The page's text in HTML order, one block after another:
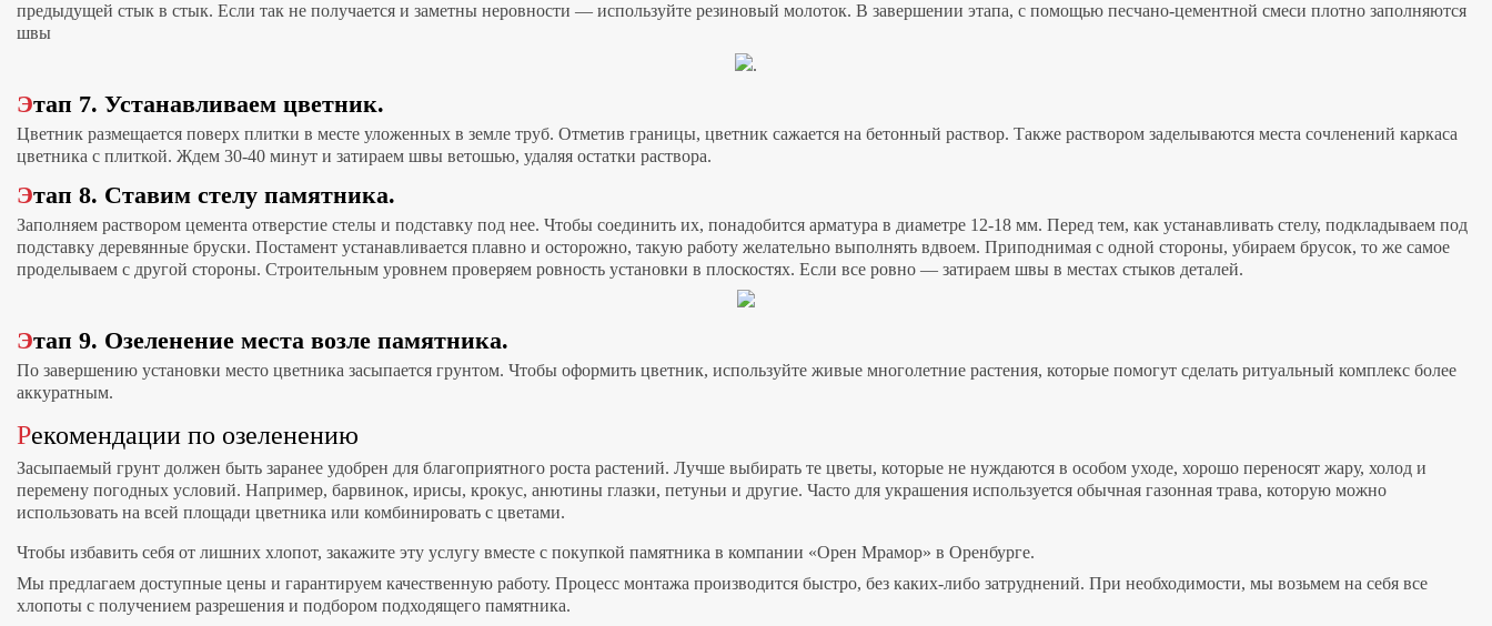
предыдущей стык в стык. Если так не получается и заметны неровности — используйте резиновый молоток. В завершении этапа, с помощью песчано-цементной смеси плотно заполняются
швы
.
Этап 7. Устанавливаем цветник.
Цветник размещается поверх плитки в месте уложенных в земле труб. Отметив границы, цветник сажается на бетонный раствор. Также раствором заделываются места сочленений каркаса
цветника с плиткой. Ждем 30-40 минут и затираем швы ветошью, удаляя остатки раствора.
Этап 8. Ставим стелу памятника.
Заполняем раствором цемента отверстие стелы и подставку под нее. Чтобы соединить их, понадобится арматура в диаметре 12-18 мм. Перед тем, как устанавливать стелу, подкладываем под
подставку деревянные бруски. Постамент устанавливается плавно и осторожно, такую работу желательно выполнять вдвоем. Приподнимая с одной стороны, убираем брусок, то же самое
проделываем с другой стороны. Строительным уровнем проверяем ровность установки в плоскостях. Если все ровно — затираем швы в местах стыков деталей.
Этап 9. Озеленение места возле памятника.
По завершению установки место цветника засыпается грунтом. Чтобы оформить цветник, используйте живые многолетние растения, которые помогут сделать ритуальный комплекс более
аккуратным.
Рекомендации по озеленению
Засыпаемый грунт должен быть заранее удобрен для благоприятного роста растений. Лучше выбирать те цветы, которые не нуждаются в особом уходе, хорошо переносят жару, холод и
перемену погодных условий. Например, барвинок, ирисы, крокус, анютины глазки, петуньи и другие. Часто для украшения используется обычная газонная трава, которую можно
использовать на всей площади цветника или комбинировать с цветами.
Чтобы избавить себя от лишних хлопот, закажите эту услугу вместе с покупкой памятника в компании «Орен Мрамор» в Оренбурге.
Мы предлагаем доступные цены и гарантируем качественную работу. Процесс монтажа производится быстро, без каких-либо затруднений. При необходимости, мы возьмем на себя все
хлопоты с получением разрешения и подбором подходящего памятника.